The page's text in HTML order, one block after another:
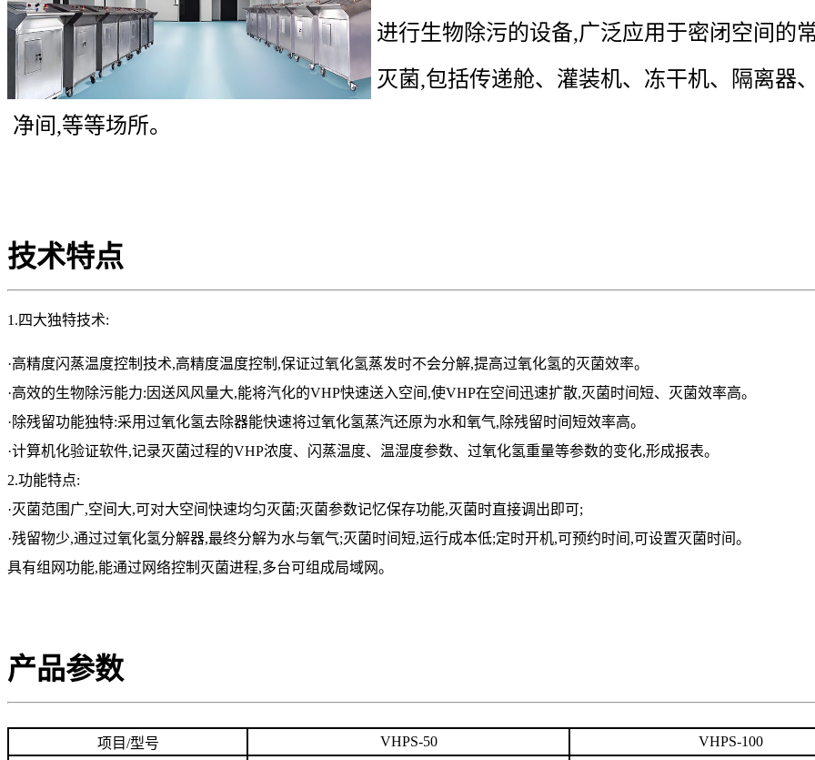
进行生物除污的设备,广泛应用于密闭空间的
灭菌,包括传递舱、灌装机、冻干机、隔离器
净间,等等场所。
技术特点
1.四大独特技术:
·高精度闪蒸温度控制技术,高精度温度控制,保证过氧化氢蒸发时不会分解,提高过氧化氢的灭菌效率。
·高效的生物除污能力:因送风风量大,能将汽化的VHP快速送入空间,使VHP在空间迅速扩散,灭菌时间短、灭菌效率高。
·除残留功能独特:采用过氧化氢去除器能快速将过氧化氢蒸汽还原为水和氧气,除残留时间短效率高。
·计算机化验证软件,记录灭菌过程的VHP浓度、闪蒸温度、温湿度参数、过氧化氢重量等参数的变化,形成报表。
2.功能特点:
·灭菌范围广,空间大,可对大空间快速均匀灭菌;灭菌参数记忆保存功能,灭菌时直接调出即可;
·残留物少,通过过氧化氢分解器,最终分解为水与氧气;灭菌时间短,运行成本低;定时开机,可预约时间,可设置灭菌时间。
具有组网功能,能通过网络控制灭菌进程,多台可组成局域网。
产品参数
项目/型号 VHPS-50 VHPS-100